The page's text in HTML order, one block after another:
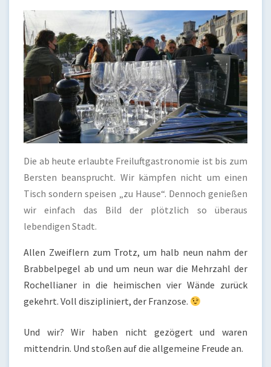
Die ab heute erlaubte Freiluftgastronomie ist bis zum
Bersten beansprucht. Wir kämpfen nicht um einen
Tisch sondern speisen „zu Hause“. Dennoch genießen
wir einfach das Bild der plötzlich so überaus
lebendigen Stadt.
Allen Zweiflern zum Trotz, um halb neun nahm der
Brabbelpegel ab und um neun war die Mehrzahl der
Rochellianer in die heimischen vier Wände zurück
gekehrt. Voll diszipliniert, der Franzose.
Und wir? Wir haben nicht gezögert und waren
mittendrin. Und stoßen auf die allgemeine Freude an.